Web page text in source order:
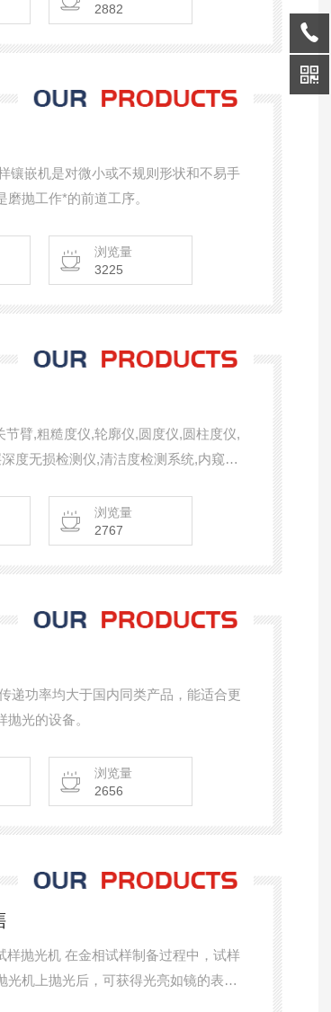
2882
镶嵌机是对微小或不规则形状和不易手
抛工作*的前道工序。
浏览量
3225
臂,粗糙度仪,轮廓仪,圆度仪,圆柱度仪,
度无损检测仪,清洁度检测系统,内窥镜,
浏览量
2767
递功率均大于国内同类产品，能适合更
光的设备。
浏览量
2656
过程中，试样
光机上抛光后，可获得光亮如镜的表